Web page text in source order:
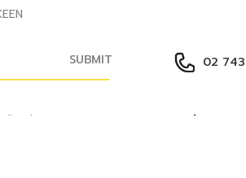
SUBMIT 02 743
Help